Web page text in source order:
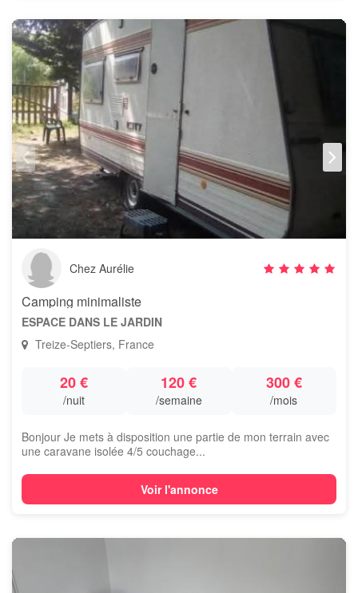
Chez Aurélie
Camping minimaliste
ESPACE DANS LE JARDIN
Treize-Septiers, France
20 €
/nuit
120 €
/semaine
300 €
/mois
Bonjour Je mets à disposition une partie de mon terrain avec
une caravane isolée 4/5 couchage...
Voir l'annonce